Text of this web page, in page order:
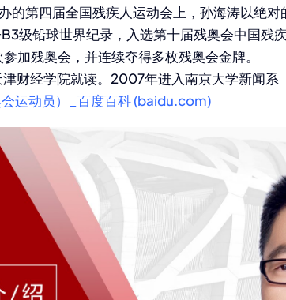
的第四届全国残疾人运动会上，孙海涛以绝
级铅球世界纪录，入选第十届残奥会中国残疾
加残奥会，并连续夺得多枚残奥会金牌。
财经学院就读。2007年进入南京大学新闻系
运动员）_百度百科 (baidu.com)